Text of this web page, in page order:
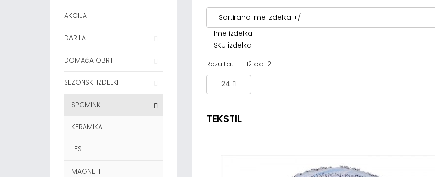
AKCIJA
DARILA
DOMAčA OBRT
SEZONSKI IZDELKI
SPOMINKI
KERAMIKA
LES
MAGNETI
Sortirano Ime Izdelka +/-
Ime izdelka
SKU izdelka
Rezultati 1 - 12 od 12
24
TEKSTIL